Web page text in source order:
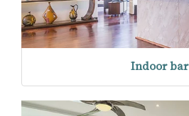
Indoor bar